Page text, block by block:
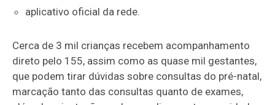
aplicativo oficial da rede.
Cerca de 3 mil crianças recebem acompanhamento
direto pelo 155, assim como as quase mil gestantes,
que podem tirar dúvidas sobre consultas do pré-natal,
marcação tanto das consultas quanto de exames,